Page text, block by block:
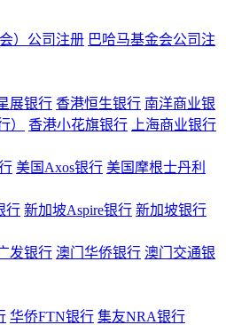
）公司注册 巴哈马基金会公司注
展银行 香港恒生银行 南洋商业银
） 香港小花旗银行 上海商业银行
美国Axos银行 美国摩根士丹利
行 新加坡Aspire银行 新加坡银行
发银行 澳门华侨银行 澳门交通银
华侨FTN银行 集友NRA银行